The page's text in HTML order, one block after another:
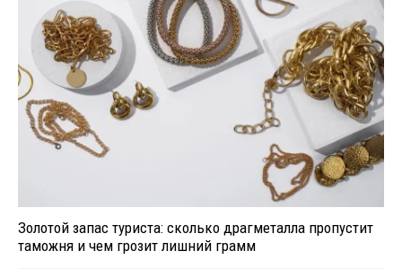
Золотой запас туриста: сколько драгметалла пропустит
таможня и чем грозит лишний грамм